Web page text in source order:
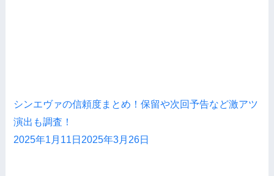
シンエヴァの信頼度まとめ！保留や次回予告など激アツ
演出も調査！
2025年1月11日 2025年3月26日